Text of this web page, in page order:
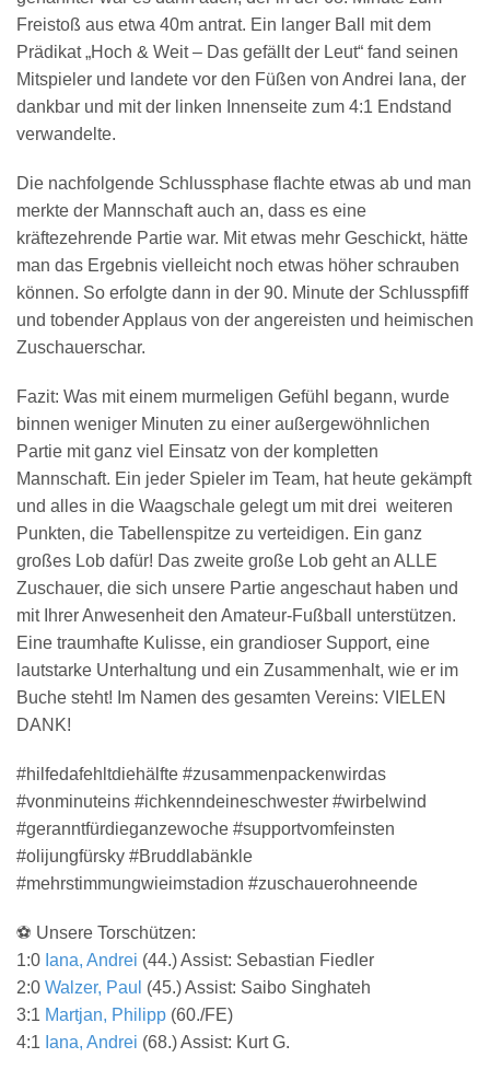
Freistoß aus etwa 40m antrat. Ein langer Ball mit dem
Prädikat „Hoch & Weit – Das gefällt der Leut“ fand seinen
Mitspieler und landete vor den Füßen von Andrei Iana, der
dankbar und mit der linken Innenseite zum 4:1 Endstand
verwandelte.
Die nachfolgende Schlussphase flachte etwas ab und man
merkte der Mannschaft auch an, dass es eine
kräftezehrende Partie war. Mit etwas mehr Geschickt, hätte
man das Ergebnis vielleicht noch etwas höher schrauben
können. So erfolgte dann in der 90. Minute der Schlusspfiff
und tobender Applaus von der angereisten und heimischen
Zuschauerschar.
Fazit: Was mit einem murmeligen Gefühl begann, wurde
binnen weniger Minuten zu einer außergewöhnlichen
Partie mit ganz viel Einsatz von der kompletten
Mannschaft. Ein jeder Spieler im Team, hat heute gekämpft
und alles in die Waagschale gelegt um mit drei weiteren
Punkten, die Tabellenspitze zu verteidigen. Ein ganz
großes Lob dafür! Das zweite große Lob geht an ALLE
Zuschauer, die sich unsere Partie angeschaut haben und
mit Ihrer Anwesenheit den Amateur-Fußball unterstützen.
Eine traumhafte Kulisse, ein grandioser Support, eine
lautstarke Unterhaltung und ein Zusammenhalt, wie er im
Buche steht! Im Namen des gesamten Vereins: VIELEN
DANK!
#hilfedafehltdiehälfte #zusammenpackenwirdas
#vonminuteins #ichkenndeineschwester #wirbelwind
#geranntfürdieganzewoche #supportvomfeinsten
#olijungfürsky #Bruddlabänkle
#mehrstimmungwieimstadion #zuschauerohneende
⚽️ Unsere Torschützen:
1:0 Iana, Andrei (44.) Assist: Sebastian Fiedler
2:0 Walzer, Paul (45.) Assist: Saibo Singhateh
3:1 Martjan, Philipp (60./FE)
4:1 Iana, Andrei (68.) Assist: Kurt G.